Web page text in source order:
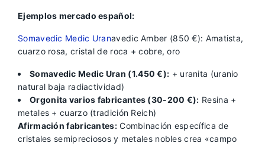
Ejemplos mercado español:
Somavedic Medic Uranavedic Amber (850 €): Amatista,
cuarzo rosa, cristal de roca + cobre, oro
Somavedic Medic Uran (1.450 €): + uranita (uranio
natural baja radiactividad)
Orgonita varios fabricantes (30-200 €): Resina +
metales + cuarzo (tradición Reich)
Afirmación fabricantes:Combinación específica de
cristales semipreciosos y metales nobles crea «campo